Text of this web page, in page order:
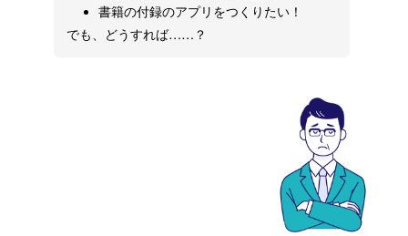
書籍の付録のアプリをつくりたい！
でも、どうすれば……？